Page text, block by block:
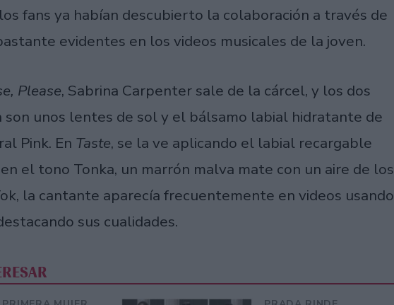
fans ya habían descubierto la colaboración a través de
evidentes en los videos musicales de la joven.
Please, Sabrina Carpenter sale de la cárcel, y los dos
unos lentes de sol y el bálsamo labial hidratante de
Pink. En Taste, se la ve aplicando el labial recargable
el tono Tonka, un marrón malva mate con un aire de los
la cantante aparecía frecuentemente en videos usando
sus cualidades.